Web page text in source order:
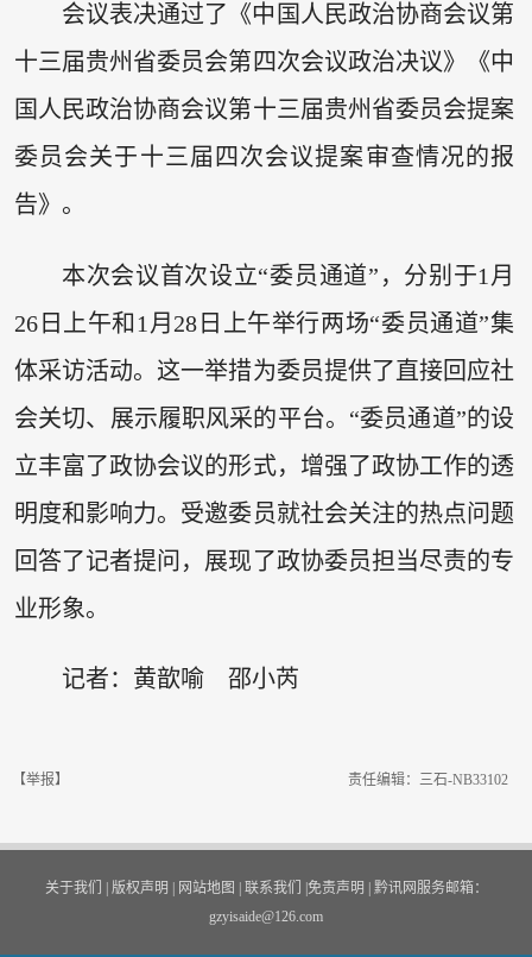
会议表决通过了《中国人民政治协商会议第
十三届贵州省委员会第四次会议政治决议》《中
国人民政治协商会议第十三届贵州省委员会提案
委员会关于十三届四次会议提案审查情况的报
告》。
本次会议首次设立“委员通道”，分别于1月
26日上午和1月28日上午举行两场“委员通道”集
体采访活动。这一举措为委员提供了直接回应社
会关切、展示履职风采的平台。“委员通道”的设
立丰富了政协会议的形式，增强了政协工作的透
明度和影响力。受邀委员就社会关注的热点问题
回答了记者提问，展现了政协委员担当尽责的专
业形象。
记者：黄歆喻 邵小芮
【举报】 责任编辑：三石-NB33102
关于我们 版权声明 网站地图 联系我们 免责声明
黔讯网服务邮箱：
gzyisaide@126.com